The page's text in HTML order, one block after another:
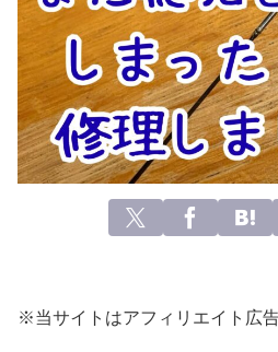
※当サイトはアフィリエイト広